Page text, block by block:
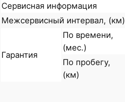
Сервисная информация
Межсервисный интервал, (км)
Гарантия
По времени,
(мес.)
По пробегу,
(км)